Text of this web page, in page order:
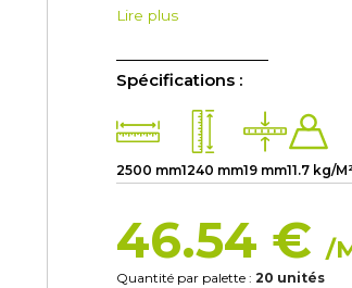
Lire plus
Spécifications :
2500 mm1240 mm19 mm11.7 kg/
46.54 € /
Quantité par palette : 20 unités